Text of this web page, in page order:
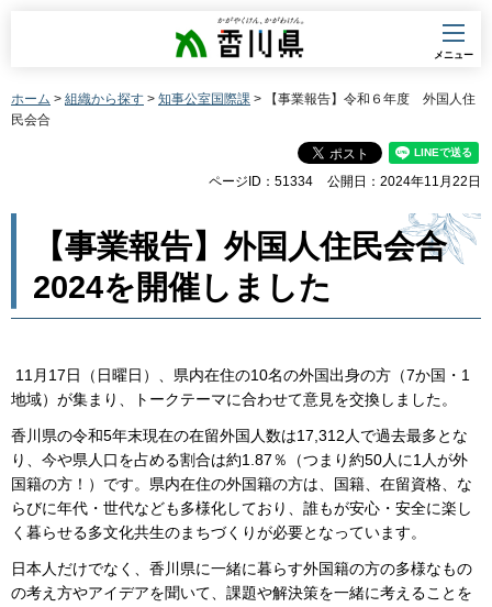
香川県
メニュー
ホーム > 組織から探す > 知事公室国際課 > 【事業報告】令和６年度 外国人住
民会合
ページID：51334 公開日：2024年11月22日
【事業報告】外国人住民会合
2024を開催しました
11月17日（日曜日）、県内在住の10名の外国出身の方（7か国・1
地域）が集まり、トークテーマに合わせて意見を交換しました。
香川県の令和5年末現在の在留外国人数は17,312人で過去最多とな
り、今や県人口を占める割合は約1.87％（つまり約50人に1人が外
国籍の方！）です。県内在住の外国籍の方は、国籍、在留資格、な
らびに年代・世代なども多様化しており、誰もが安心・安全に楽し
く暮らせる多文化共生のまちづくりが必要となっています。
日本人だけでなく、香川県に一緒に暮らす外国籍の方の多様なもの
の考え方やアイデアを聞いて、課題や解決策を一緒に考えることを